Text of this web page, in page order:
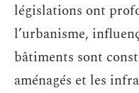
législations ont
l’urbanisme,
bâtiments sont
aménagés et les